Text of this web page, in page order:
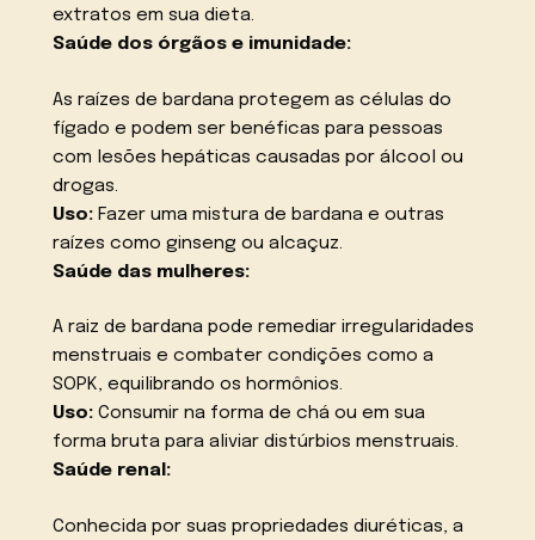
extratos em sua dieta.
Saúde dos órgãos e imunidade:
As raízes de bardana protegem as células do
fígado e podem ser benéficas para pessoas
com lesões hepáticas causadas por álcool ou
drogas.
Uso: Fazer uma mistura de bardana e outras
raízes como ginseng ou alcaçuz.
Saúde das mulheres:
A raiz de bardana pode remediar irregularidades
menstruais e combater condições como a
SOPK, equilibrando os hormônios.
Uso: Consumir na forma de chá ou em sua
forma bruta para aliviar distúrbios menstruais.
Saúde renal:
Conhecida por suas propriedades diuréticas, a